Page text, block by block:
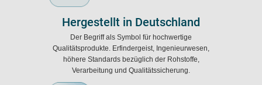
Hergestellt in Deutschland
Der Begriff als Symbol für hochwertige
Qualitätsprodukte. Erfindergeist, Ingenieurwesen,
höhere Standards bezüglich der Rohstoffe,
Verarbeitung und Qualitätssicherung.